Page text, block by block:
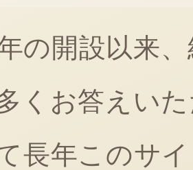
の開設以来
くお答えい
長年このサ